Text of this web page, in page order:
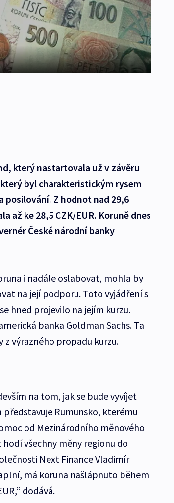
který nastartovala už v závěru
byl charakteristickým rysem
posilování. Z hodnot nad 29,6
až ke 28,5 CZK/EUR. Koruně dnes
České národní banky
i nadále oslabovat, mohla by
na její podporu. Toto vyjádření si
hned projevilo na jejím kurzu.
banka Goldman Sachs. Ta
výrazného propadu kurzu.
na tom, jak se bude vyvíjet
Rumunsko, kterému
od Mezinárodního měnového
všechny měny regionu do
Next Finance Vladimír
má koruna našlápnuto během
dodává.